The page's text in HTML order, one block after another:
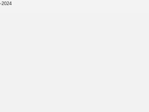
Fluence-Club.ru;